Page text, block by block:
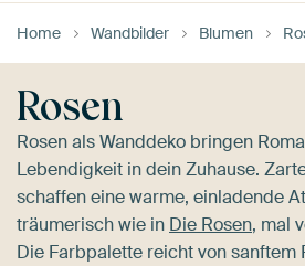
Home Wandbilder Blumen
Rosen
Rosen als Wanddeko bringen
Lebendigkeit in dein Zuhause.
schaffen eine warme, einladende
träumerisch wie in Die Rosen, mal
Die Farbpalette reicht von sanftem